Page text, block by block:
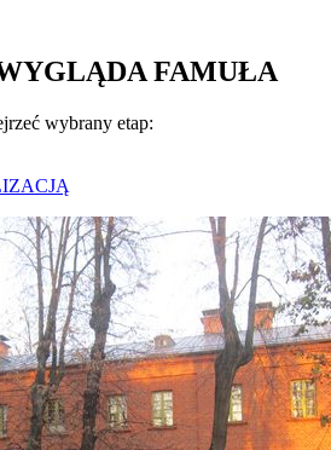
FAMUŁA
wybrany etap: